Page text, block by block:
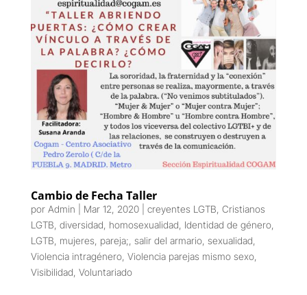
Cambio de Fecha Taller
por Admin Mar 12, 2020| creyentes LGTB Cristianos
LGTB diversidad homosexualidad Identidad de género,
LGTB mujeres pareja; salir del armario, sexualidad
Violencia intragénero, Violencia parejas mismo sexo,
Visibilidad Voluntariado